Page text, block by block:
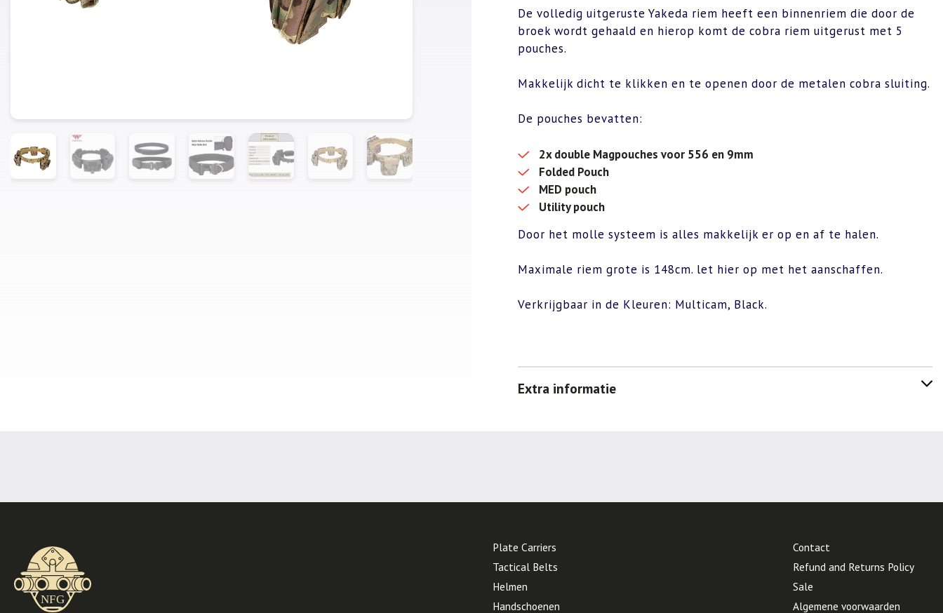
De volledig uitgeruste Yakeda riem heeft een binnenriem die door de
broek wordt gehaald en hierop komt de cobra riem uitgerust met 5
pouches.
Makkelijk dicht te klikken en te openen door de metalen cobra sluiting.
De pouches bevatten:
2x double Magpouches voor 556 en 9mm
Folded Pouch
MED pouch
Utility pouch
Door het molle systeem is alles makkelijk er op en af te halen.
Maximale riem grote is 148cm. let hier op met het aanschaffen.
Verkrijgbaar in de Kleuren: Multicam, Black.
Extra informatie
Plate Carriers
Tactical Belts
Helmen
Handschoenen
Contact
Refund and Returns Policy
Sale
Algemene voorwaarden